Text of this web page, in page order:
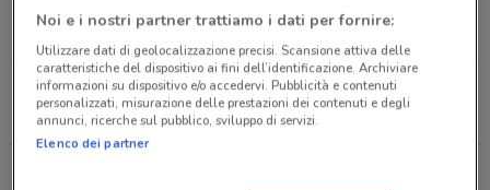
Via Alberto Pollio, 50 Roma
Via Alberto Lionello, 201 Roma
8.2 km
APERTO
Noi e i nostri partner trattiamo i dati per fornire:
Utilizzare dati di geolocalizzazione precisi. Scansione attiva delle
caratteristiche del dispositivo ai fini dell’identificazione. Archiviare
informazioni su dispositivo e/o accedervi. Pubblicità e contenuti
personalizzati, misurazione delle prestazioni dei contenuti e degli
annunci, ricerche sul pubblico, sviluppo di servizi.
Elenco dei partner